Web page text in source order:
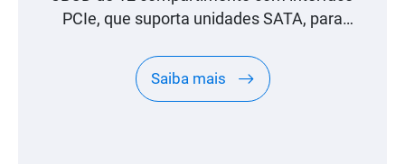
PCIe, que suporta unidades SATA, para
especificamente para NAS QNAP
Saiba mais